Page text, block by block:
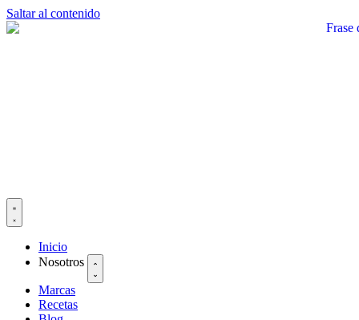
Saltar al contenido
Inicio
Nosotros
Marcas
Recetas